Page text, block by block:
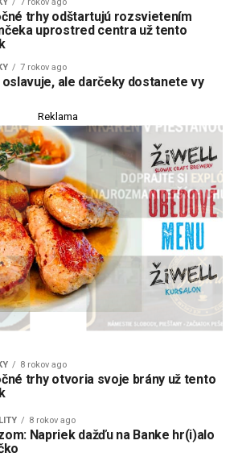
trhy odštartujú rozsvietením
uprostred centra už tento
7 rokov ago
ale darčeky dostanete vy
Reklama
8 rokov ago
trhy otvoria svoje brány už tento
8 rokov ago
Napriek dažďu na Banke hr(i)alo